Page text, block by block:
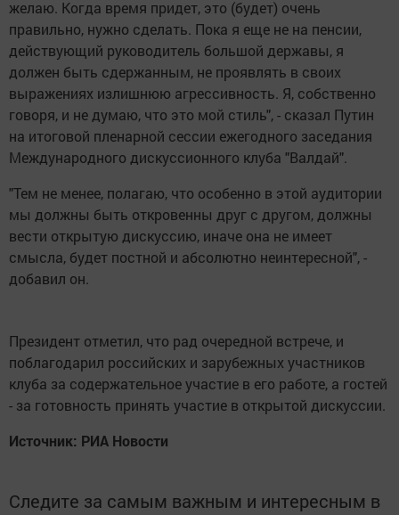
желаю. Когда время придет, это (будет) очень
правильно, нужно сделать. Пока я еще не на пенсии,
действующий руководитель большой державы, я
должен быть сдержанным, не проявлять в своих
выражениях излишнюю агрессивность. Я, собственно
говоря, и не думаю, что это мой стиль", - сказал Путин
на итоговой пленарной сессии ежегодного заседания
Международного дискуссионного клуба "Валдай".
"Тем не менее, полагаю, что особенно в этой аудитории
мы должны быть откровенны друг с другом, должны
вести открытую дискуссию, иначе она не имеет
смысла, будет постной и абсолютно неинтересной", -
добавил он.
Президент отметил, что рад очередной встрече, и
поблагодарил российских и зарубежных участников
клуба за содержательное участие в его работе, а гостей
- за готовность принять участие в открытой дискуссии.
Источник: РИА Новости
Следите за самым важным и интересным в